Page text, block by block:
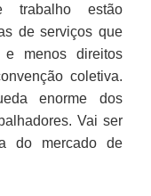
trabalho estão
de serviços que
menos direitos
coletiva.
enorme dos
Vai ser
do mercado de